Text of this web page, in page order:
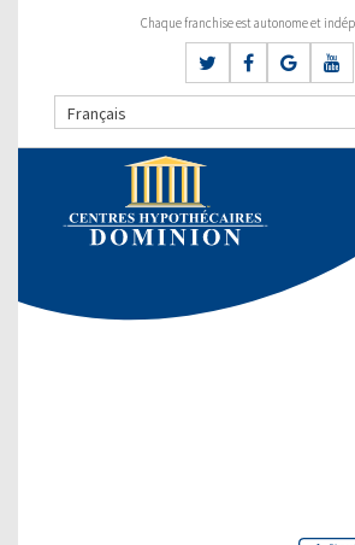
Chaque franchise est autonome et
Français